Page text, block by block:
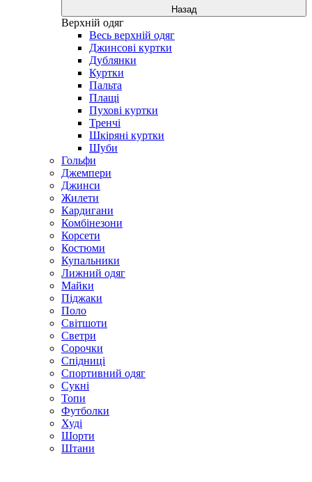
Назад
Верхній одяг
Весь верхній одяг
Джинсові куртки
Дублянки
Куртки
Пальта
Плащі
Пухові куртки
Тренчі
Шкіряні куртки
Шуби
Гольфи
Джемпери
Джинси
Жилети
Кардигани
Комбінезони
Корсети
Костюми
Купальники
Лижний одяг
Майки
Піджаки
Поло
Світшоти
Светри
Сорочки
Спідниці
Спортивний одяг
Сукні
Топи
Футболки
Худі
Шорти
Штани